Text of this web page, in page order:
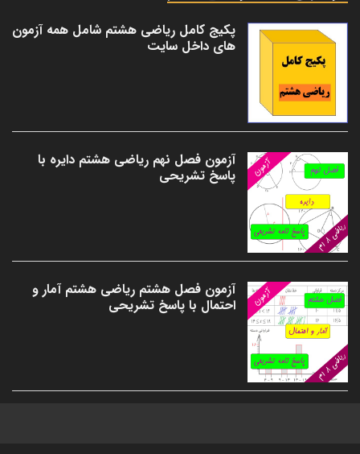
پکیج کامل ریاضی هشتم شامل همه آزمون
های داخل سایت
آزمون فصل نهم ریاضی هشتم دایره با
پاسخ تشریحی
آزمون فصل هشتم ریاضی هشتم آمار و
احتمال با پاسخ تشریحی